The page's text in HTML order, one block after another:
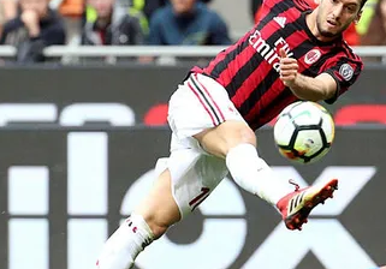
mevzuata uygun olarak kullanılan